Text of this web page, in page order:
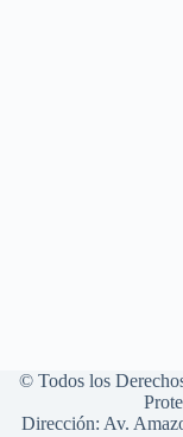
© Todos los
Dirección: Av.